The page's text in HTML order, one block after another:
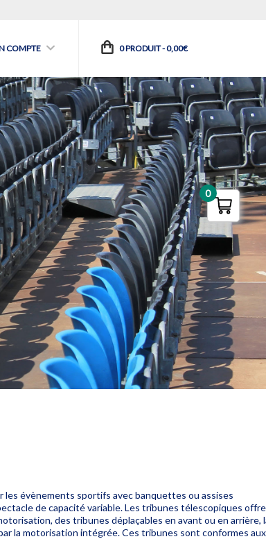
COMPTE 0 PRODUIT -0,00€
les évènements sportifs avec banquettes ou assises
de capacité variable. Les tribunes télescopiques
des tribunes déplaçables en avant ou en arrière,
la motorisation intégrée. Ces tribunes sont conformes aux
0